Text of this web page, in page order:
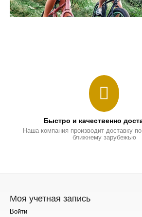
Быстро и качественно
Наша компания производит доставку
ближнему зарубежью
Моя учетная запись
Войти